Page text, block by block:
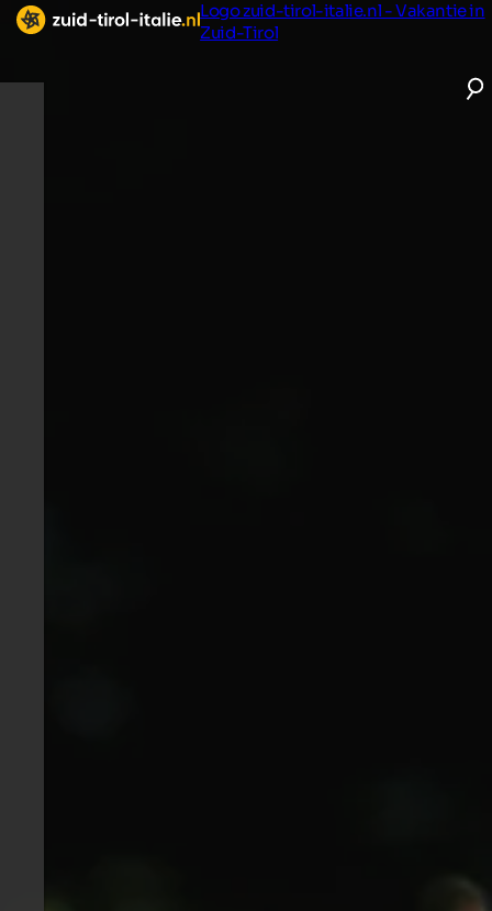
Logo zuid-tirol-italie.nl - Vakantie in
Zuid-Tirol